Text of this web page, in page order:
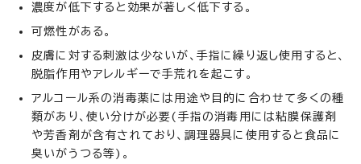
濃度が低下すると効果が著しく低下する。
可燃性がある。
皮膚に対する刺激は少ないが、手指に繰り返し使用すると、
脱脂作用やアレルギーで手荒れを起こす。
アルコール系の消毒薬には用途や目的に合わせて多くの種
類があり、使い分けが必要(手指の消毒用には粘膜保護剤
や芳香剤が含有されており、調理器具に使用すると食品に
臭いがうつる等)。